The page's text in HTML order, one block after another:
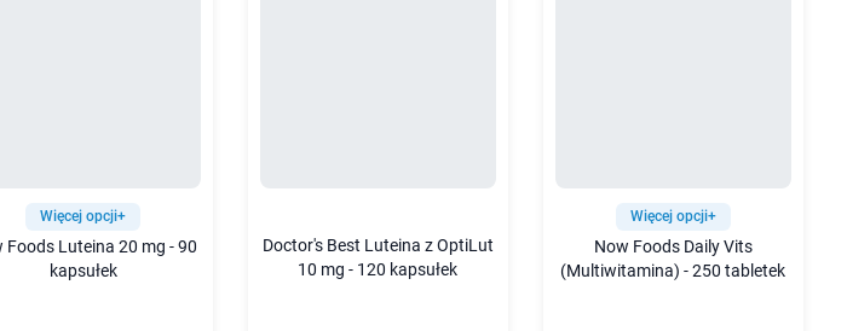
Więcej opcji+
Foods Luteina 20 mg - 90
kapsułek
Doctor's Best Luteina z OptiLut
10 mg - 120 kapsułek
Więcej opcji+
Now Foods Daily Vits
(Multiwitamina) - 250 tabletek